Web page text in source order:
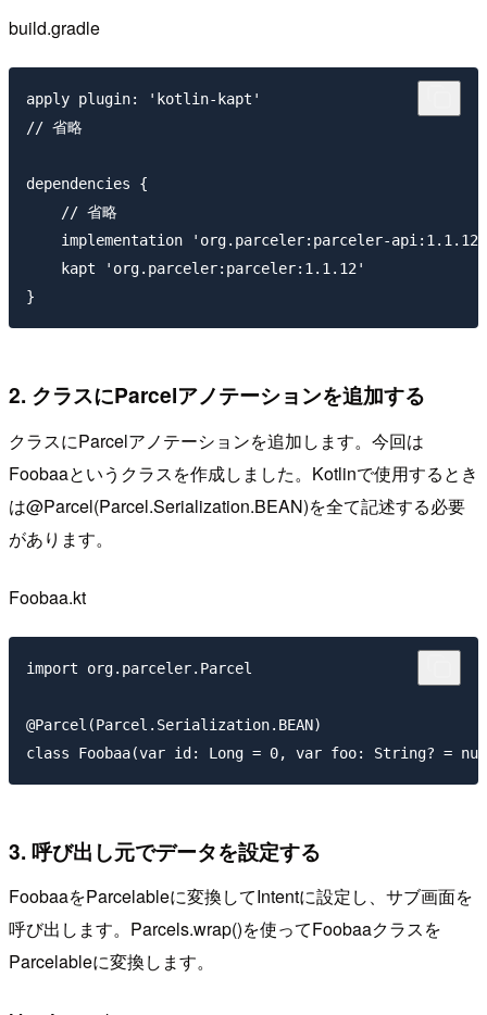
build.gradle
apply plugin: 'kotlin-kapt'
// 省略
dependencies {
    // 省略
    implementation 'org.parceler:parceler-api:1.1.12'
    kapt 'org.parceler:parceler:1.1.12'
2. クラスにParcelアノテーションを追加する
クラスにParcelアノテーションを追加します。今回は
Foobaaというクラスを作成しました。Kotlinで使用するとき
は@Parcel(Parcel.Serialization.BEAN)を全て記述する必要
があります。
Foobaa.kt
import org.parceler.Parcel
@Parcel(Parcel.Serialization.BEAN)
3. 呼び出し元でデータを設定する
FoobaaをParcelableに変換してIntentに設定し、サブ画面を
呼び出します。Parcels.wrap()を使ってFoobaaクラスを
Parcelableに変換します。